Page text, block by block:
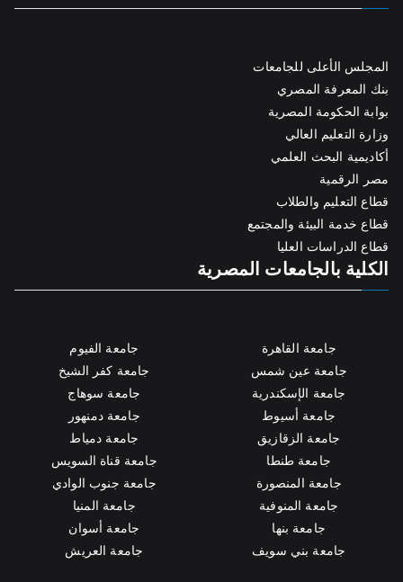
المجلس الأعلى للجامعات
بنك المعرفة المصري
بوابة الحكومة المصرية
وزارة التعليم العالي
أكاديمية البحث العلمي
مصر الرقمية
قطاع التعليم والطلاب
قطاع خدمة البيئة والمجتمع
قطاع الدراسات العليا
الكلية بالجامعات المصرية
جامعة القاهرة
جامعة عين شمس
جامعة الإسكندرية
جامعة أسيوط
جامعة الزقازيق
جامعة طنطا
جامعة المنصورة
جامعة المنوفية
جامعة بنها
جامعة بني سويف
جامعة الفيوم
جامعة كفر الشيخ
جامعة سوهاج
جامعة دمنهور
جامعة دمياط
جامعة قناة السويس
جامعة جنوب الوادي
جامعة المنيا
جامعة أسوان
جامعة العريش